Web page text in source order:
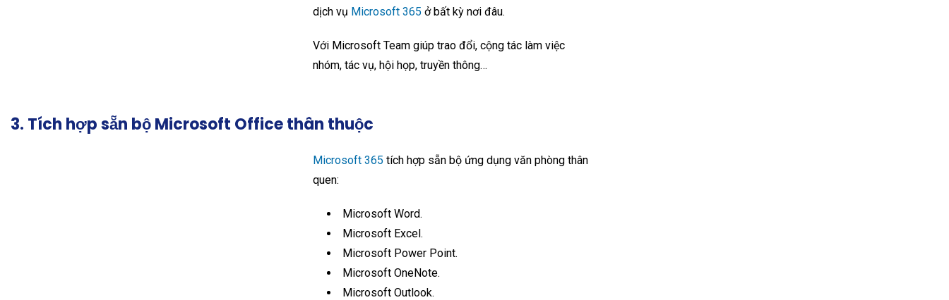
dịch vụ Microsoft 365 ở bất kỳ nơi đâu.
Với Microsoft Team giúp trao đổi, cộng tác làm việc
nhóm, tác vụ, hội họp, truyền thông…
3. Tích hợp sẵn bộ Microsoft Office thân thuộc
Microsoft 365 tích hợp sẵn bộ ứng dụng văn phòng thân
quen:
Microsoft Word.
Microsoft Excel.
Microsoft Power Point.
Microsoft OneNote.
Microsoft Outlook.